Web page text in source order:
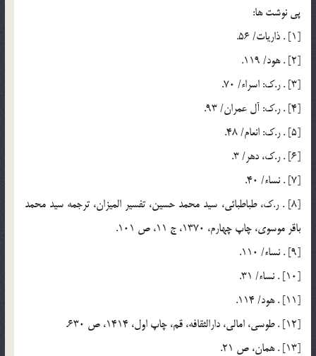
پي نوشت ها:
[1] . ذاريات/ 56.
[2] . هود/ 119.
[3] . ر.ك: اسراء/ 70.
[4] . ر.ك: آل عمران/ 93.
[5] . ر.ك: انعام/ 48.
[6] . ر.ك، دهر/ 3.
[7] . نساء/ 40.
[8] . ر.ك، طباطبائي، سيد محمد حسين، تفسير الميزان، ترجمه سيد محمد
باقر موسوي، چاپ چهارم، 1370، ج 11، ص 101.
[9] . نساء/ 110.
[10] . نساء/ 31.
[11] . هود/ 114.
[12] . طوسي، ‌امالي، دارالثقافه، قم، چاپ اول، 1414، ص 630.
[13] . همان، ص 21.